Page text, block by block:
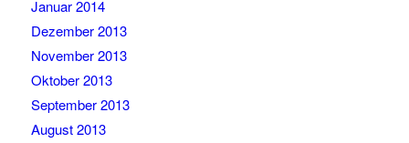
Januar 2014
Dezember 2013
November 2013
Oktober 2013
September 2013
August 2013